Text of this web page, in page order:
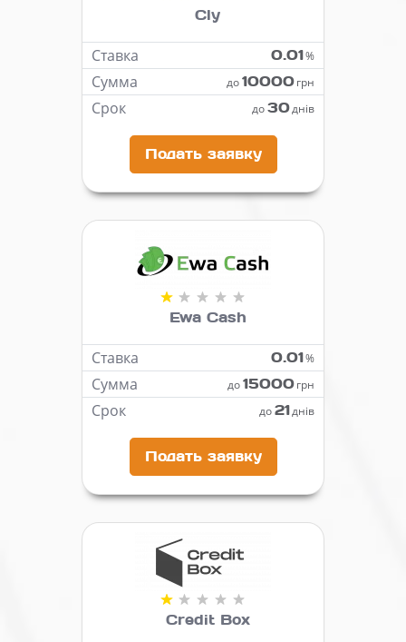
Cly
Ставка 0.01%
Сумма до10000грн
Срок до30днів
Подать заявку
Ewa Cash
Ставка 0.01%
Сумма до15000грн
Срок до21днів
Подать заявку
Credit Box